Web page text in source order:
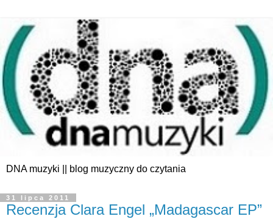
DNA muzyki || blog muzyczny do czytania
31 lipca 2011
Recenzja Clara Engel „Madagascar EP”